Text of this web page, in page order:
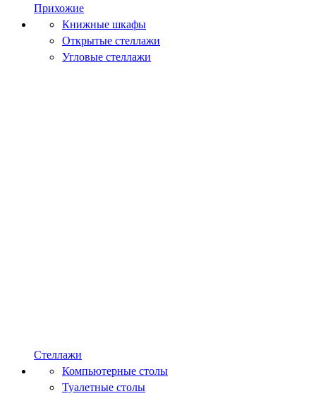
Прихожие
Книжные шкафы
Открытые стеллажи
Угловые стеллажи
Стеллажи
Компьютерные столы
Туалетные столы